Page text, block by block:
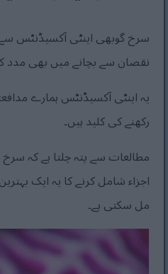
سرخ گوبھی اینٹی آکسیڈنٹس سے
نقصان سے بچانے میں بھی مدد
یہ اینٹی آکسیڈنٹس ہمارے
رکھنے کی کلید ہیں۔
اجزاء شامل کرنے کا یہ ایک
مل سکتی ہے۔